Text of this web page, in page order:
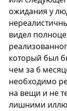
ожидания у
видел
который был
чем за 6
необходимо
на вещи и не
лишними